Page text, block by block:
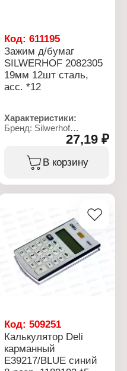
Вес: 110 г
Код:611195
Зажим д/бумаг
SILWERHOF 2082305
19мм 12шт сталь,
асс. *12
Характеристики:
Бренд: Silwerhof
Артикул: 2082305
Тип товара: Зажим для
бумаг
Ширина: 19 мм
27,19 ₽
В корзину
Код:509251
Калькулятор Deli
карманный
E39217/BLUE синий